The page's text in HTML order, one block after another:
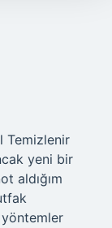
Temizlenir
yeni bir
aldığım
yöntemler